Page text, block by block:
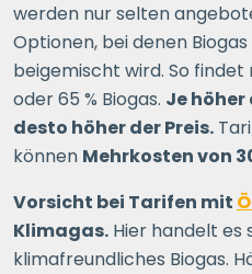
werden nur selten
Optionen, bei denen
beigemischt wird. So findet
oder 65 % Biogas. Je
desto höher der Preis.
können Mehrkosten von
Vorsicht bei Tarifen mit
Klimagas. Hier handelt es
klimafreundliches Biogas.